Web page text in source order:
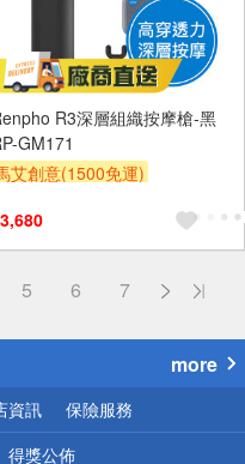
R3深層組織按摩槍-黑
GM171
艾創意(1500免運)
5 6 7
more
資訊 保險服務
得獎公佈